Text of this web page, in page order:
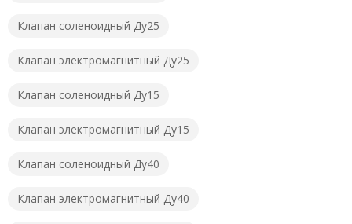
Клапан соленоидный Ду25
Клапан электромагнитный Ду25
Клапан соленоидный Ду15
Клапан электромагнитный Ду15
Клапан соленоидный Ду40
Клапан электромагнитный Ду40